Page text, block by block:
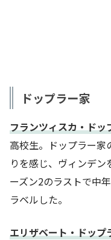
ドップラー家
フランツィスカ・ド
高校生。ドップラー家
りを感じ、ヴィンデ
ーズン2のラストで中
ラベルした。
エリザベート・ドップ